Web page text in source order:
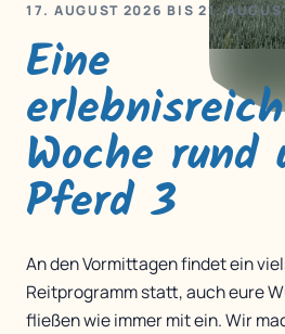
17. AUGUST 2026 BIS 21.
Eine
Woche rund
Pferd 3
An den Vormittagen findet ein
Reitprogramm statt, auch eure
fließen wie immer mit ein. Wir